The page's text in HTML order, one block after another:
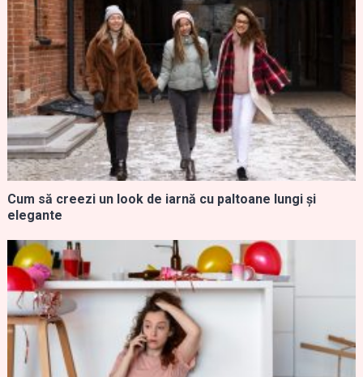
Cum să creezi un look de iarnă cu paltoane lungi și
elegante